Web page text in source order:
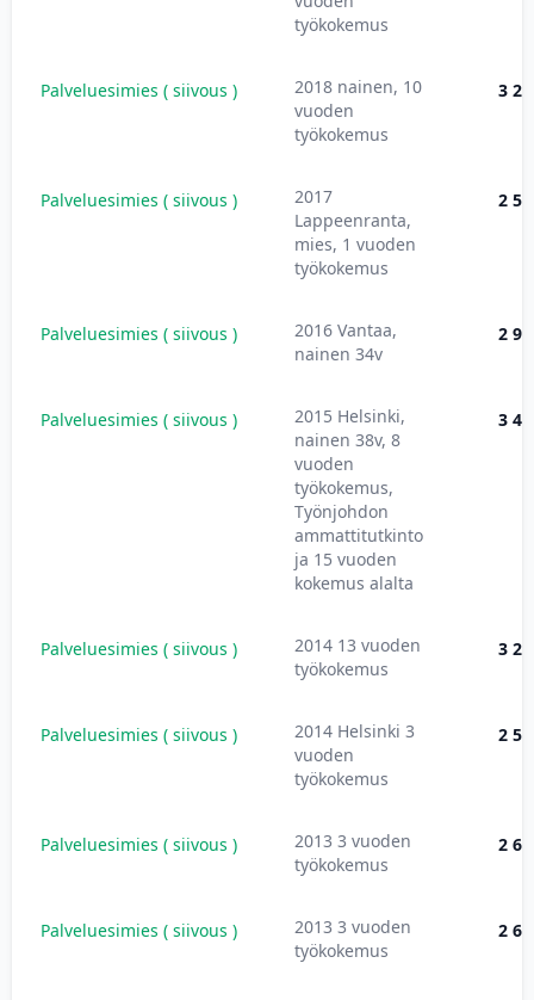
työkokemus
Palveluesimies ( siivous )
2018 nainen, 10
vuoden
työkokemus
3
Palveluesimies ( siivous )
2017
Lappeenranta,
mies, 1 vuoden
työkokemus
2
Palveluesimies ( siivous )
2016 Vantaa,
nainen 34v
2
Palveluesimies ( siivous )
2015 Helsinki,
nainen 38v, 8
vuoden
työkokemus,
Työnjohdon
ammattitutkinto
ja 15 vuoden
kokemus alalta
3
Palveluesimies ( siivous )
2014 13 vuoden
työkokemus
3
Palveluesimies ( siivous )
2014 Helsinki 3
vuoden
työkokemus
2
Palveluesimies ( siivous )
2013 3 vuoden
työkokemus
2
Palveluesimies ( siivous )
2013 3 vuoden
työkokemus
2